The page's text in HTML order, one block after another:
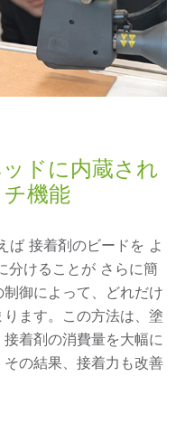
ドに内蔵され
機能
ば 接着剤のビードを よ
分けることが さらに簡
御によって、どれだけ
ます。この方法は、塗
着剤の消費量を大幅に
の結果、接着力も改善